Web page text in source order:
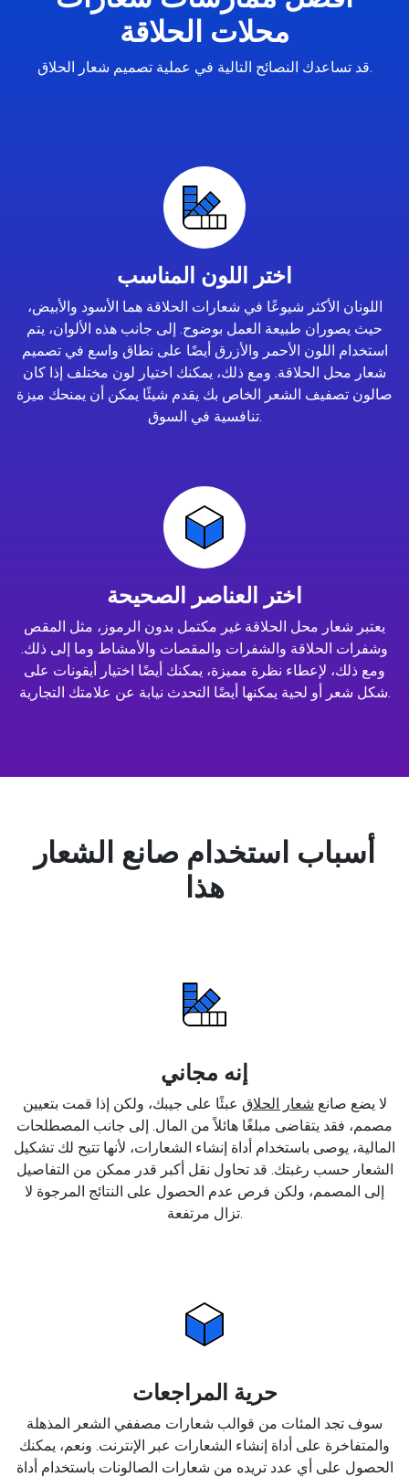
محلات الحلاقة
قد تساعدك النصائح التالية في عملية تصميم شعار الحلاق.
اختر اللون المناسب
اللونان الأكثر شيوعًا في شعارات الحلاقة هما الأسود والأبيض،
حيث يصوران طبيعة العمل بوضوح. إلى جانب هذه الألوان، يتم
استخدام اللون الأحمر والأزرق أيضًا على نطاق واسع في تصميم
شعار محل الحلاقة. ومع ذلك، يمكنك اختيار لون مختلف إذا كان
صالون تصفيف الشعر الخاص بك يقدم شيئًا يمكن أن يمنحك ميزة
تنافسية في السوق.
اختر العناصر الصحيحة
يعتبر شعار محل الحلاقة غير مكتمل بدون الرموز، مثل المقص
وشفرات الحلاقة والشفرات والمقصات والأمشاط وما إلى ذلك.
ومع ذلك، لإعطاء نظرة مميزة، يمكنك أيضًا اختيار أيقونات على
شكل شعر أو لحية يمكنها أيضًا التحدث نيابة عن علامتك التجارية.
أسباب استخدام صانع الشعار
هذا
إنه مجاني
لا يضع صانع شعار الحلاق عبئًا على جيبك، ولكن إذا قمت بتعيين
مصمم، فقد يتقاضى مبلغًا هائلاً من المال. إلى جانب المصطلحات
المالية، يوصى باستخدام أداة إنشاء الشعارات، لأنها تتيح لك تشكيل
الشعار حسب رغبتك. قد تحاول نقل أكبر قدر ممكن من التفاصيل
إلى المصمم، ولكن فرص عدم الحصول على النتائج المرجوة لا
تزال مرتفعة.
حرية المراجعات
سوف تجد المئات من قوالب شعارات مصففي الشعر المذهلة
والمتفاخرة على أداة إنشاء الشعارات عبر الإنترنت. ونعم، يمكنك
الحصول على أي عدد تريده من شعارات الصالونات باستخدام أداة